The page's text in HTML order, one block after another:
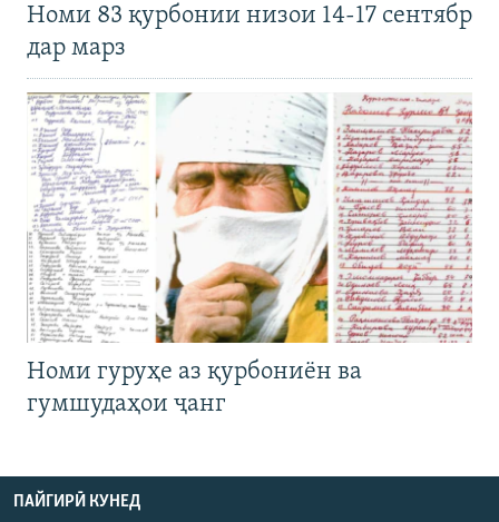
Номи 83 қурбонии низои 14-17 сентябр
дар марз
Номи гуруҳе аз қурбониён ва
гумшудаҳои ҷанг
ПАЙГИРӢ КУНЕД